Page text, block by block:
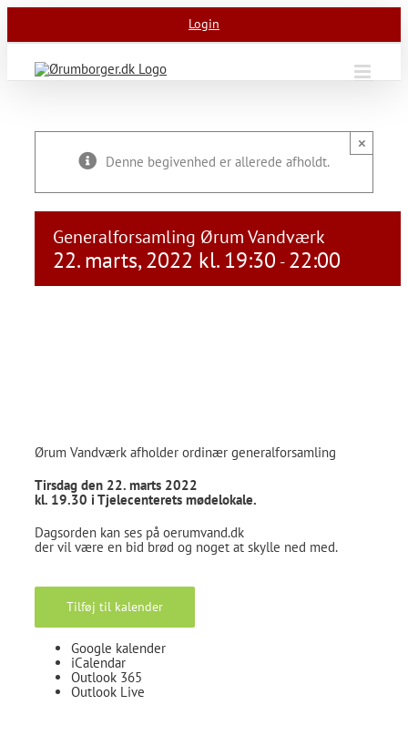
Skip
content
Login
Denne begivenhed er allerede afholdt.
×
Generalforsamling Ørum Vandværk
22. marts, 2022 kl. 19:30 - 22:00
Ørum Vandværk afholder ordinær generalforsamling
Tirsdag den 22. marts 2022
kl. 19.30 i Tjelecenterets mødelokale.
Dagsorden kan ses på oerumvand.dk
der vil være en bid brød og noget at skylle ned med.
Tilføj til kalender
Google kalender
iCalendar
Outlook 365
Outlook Live